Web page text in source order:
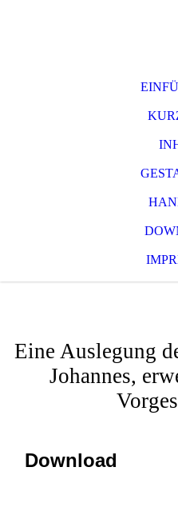
Eine Auslegung
Johannes,
Download